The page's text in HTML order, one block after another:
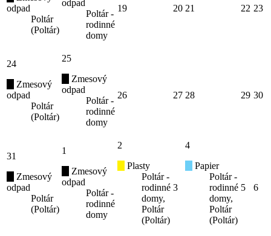
odpad
Poltár
(Poltár)
odpad
Poltár -
rodinné
domy
19 20 21 22 23
24
Zmesový
odpad
Poltár
(Poltár)
25
Zmesový
odpad
Poltár -
rodinné
domy
26 27 28 29 30
31
Zmesový
odpad
Poltár
(Poltár)
1
Zmesový
odpad
Poltár -
rodinné
domy
2
Plasty
Poltár -
rodinné
domy,
Poltár
(Poltár)
3
4
Papier
Poltár -
rodinné
domy,
Poltár
(Poltár)
5 6